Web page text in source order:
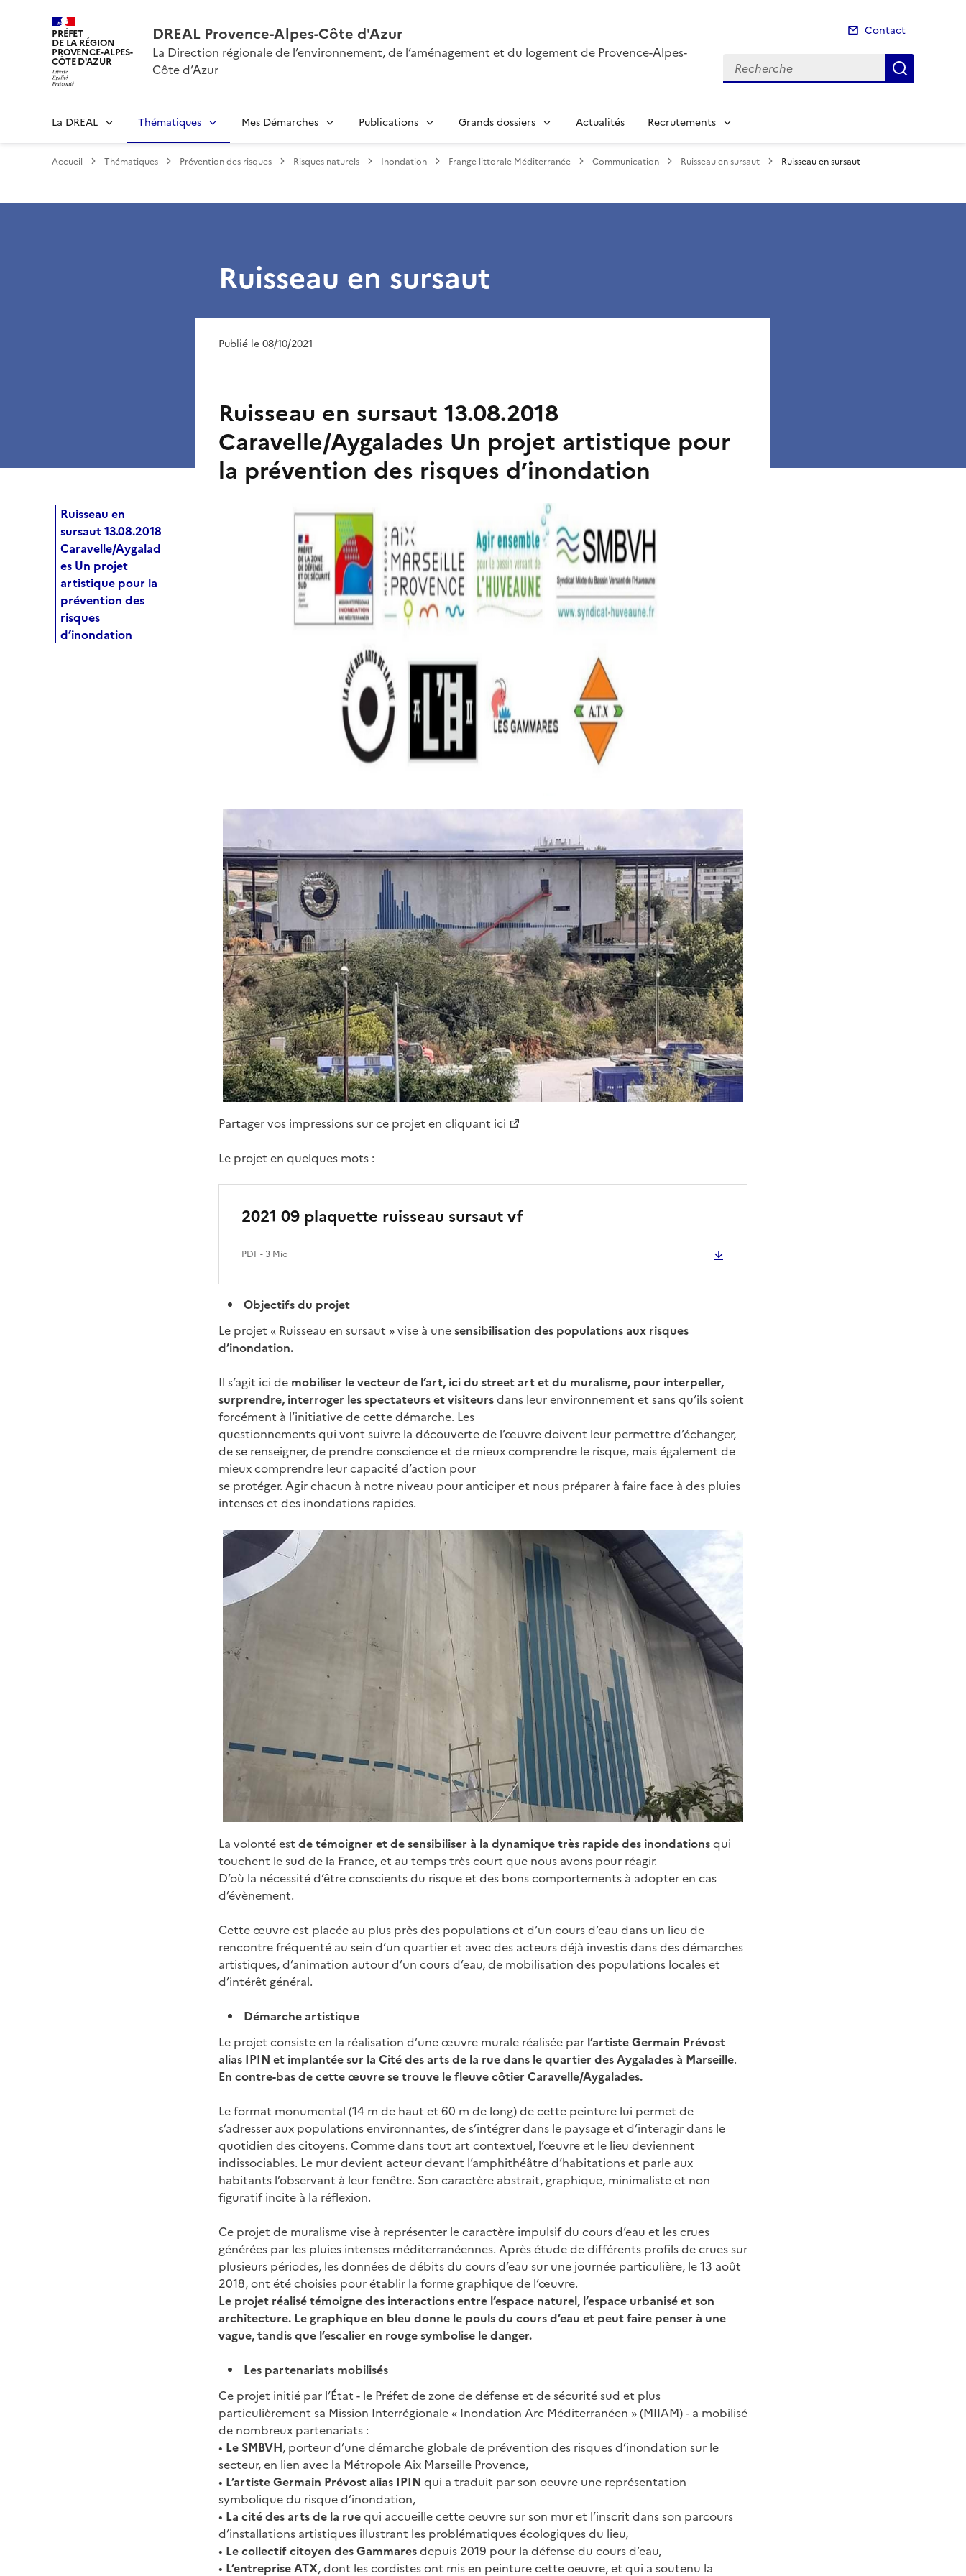
PRÉFET
DE LA RÉGION
PROVENCE-ALPES-
CÔTE D'AZUR
DREAL Provence-Alpes-Côte d'Azur
La Direction régionale de l’environnement, de l’aménagement et du logement de Provence-Alpes-
Côte d’Azur
Contact
Recherche
La DREAL Thématiques Mes Démarches Publications Grands dossiers Actualités Recrutements
Accueil Thématiques Prévention des risques Risques naturels Inondation Frange littorale Méditerranée Communication Ruisseau en sursaut Ruisseau en sursaut
Ruisseau en
sursaut 13.08.2018
Caravelle/Aygalad
es Un projet
artistique pour la
prévention des
risques
d’inondation
Ruisseau en sursaut
Publié le 08/10/2021
Ruisseau en sursaut 13.08.2018
Caravelle/Aygalades Un projet artistique pour
la prévention des risques d’inondation
Partager vos impressions sur ce projet en cliquant ici
Le projet en quelques mots :
2021 09 plaquette ruisseau sursaut vf
PDF- 3 Mio
Objectifs du projet
Le projet « Ruisseau en sursaut » vise à unesensibilisation des populations aux risques
d’inondation.
Il s’agit ici de mobiliser le vecteur de l’art, ici du street art et du muralisme, pour interpeller,
surprendre, interroger les spectateurs et visiteursdans leur environnement et sans qu’ils soient
forcément à l’initiative de cette démarche. Les
questionnements qui vont suivre la découverte de l’œuvre doivent leur permettre d’échanger,
de se renseigner, de prendre conscience et de mieux comprendre le risque, mais également de
mieux comprendre leur capacité d’action pour
se protéger. Agir chacun à notre niveau pour anticiper et nous préparer à faire face à des pluies
intenses et des inondations rapides.
La volonté est de témoigner et de sensibiliser à la dynamique très rapide des inondationsqui
touchent le sud de la France, et au temps très court que nous avons pour réagir.
D’où la nécessité d’être conscients du risque et des bons comportements à adopter en cas
d’évènement.
Cette œuvre est placée au plus près des populations et d’un cours d’eau dans un lieu de
rencontre fréquenté au sein d’un quartier et avec des acteurs déjà investis dans des démarches
artistiques, d’animation autour d’un cours d’eau, de mobilisation des populations locales et
d’intérêt général.
Démarche artistique
Le projet consiste en la réalisation d’une œuvre murale réalisée par l’artiste Germain Prévost
alias IPIN et implantée sur la Cité des arts de la rue dans le quartier des Aygalades à Marseille.
En contre-bas de cette œuvre se trouve le fleuve côtier Caravelle/Aygalades.
Le format monumental (14 m de haut et 60 m de long) de cette peinture lui permet de
s’adresser aux populations environnantes, de s’intégrer dans le paysage et d’interagir dans le
quotidien des citoyens. Comme dans tout art contextuel, l’œuvre et le lieu deviennent
indissociables. Le mur devient acteur devant l’amphithéâtre d’habitations et parle aux
habitants l’observant à leur fenêtre. Son caractère abstrait, graphique, minimaliste et non
figuratif incite à la réflexion.
Ce projet de muralisme vise à représenter le caractère impulsif du cours d’eau et les crues
générées par les pluies intenses méditerranéennes. Après étude de différents profils de crues sur
plusieurs périodes, les données de débits du cours d’eau sur une journée particulière, le 13 août
2018, ont été choisies pour établir la forme graphique de l’œuvre.
Le projet réalisé témoigne des interactions entre l’espace naturel, l’espace urbanisé et son
architecture. Le graphique en bleu donne le pouls du cours d’eau et peut faire penser à une
vague, tandis que l’escalier en rouge symbolise le danger.
Les partenariats mobilisés
Ce projet initié par l’État - le Préfet de zone de défense et de sécurité sud et plus
particulièrement sa Mission Interrégionale « Inondation Arc Méditerranéen » (MIIAM) - a mobilisé
de nombreux partenariats :
• Le SMBVH, porteur d’une démarche globale de prévention des risques d’inondation sur le
secteur, en lien avec la Métropole Aix Marseille Provence,
• L’artiste Germain Prévost alias IPIN qui a traduit par son oeuvre une représentation
symbolique du risque d’inondation,
• La cité des arts de la ruequi accueille cette oeuvre sur son mur et l’inscrit dans son parcours
d’installations artistiques illustrant les problématiques écologiques du lieu,
• Le collectif citoyen des Gammaresdepuis 2019 pour la défense du cours d’eau,
• L’entreprise ATX, dont les cordistes ont mis en peinture cette oeuvre, et qui a soutenu la